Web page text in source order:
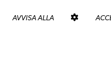
AVVISA ALLA